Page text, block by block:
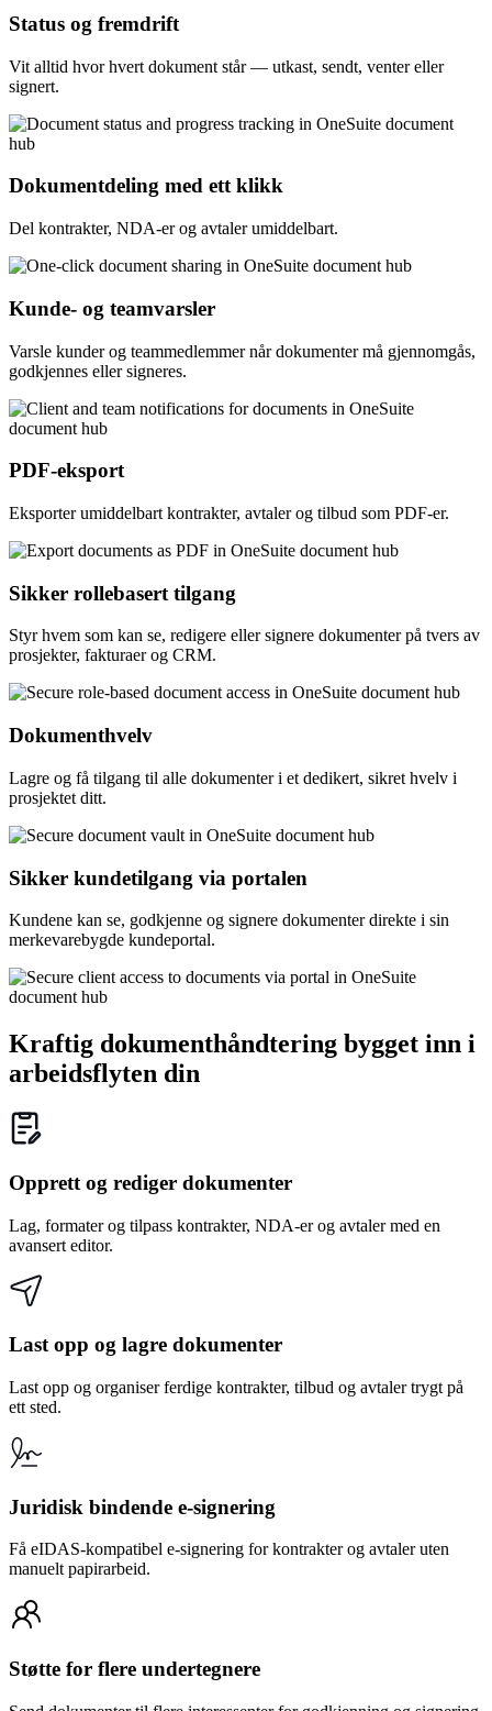
Status og fremdrift
Vit alltid hvor hvert dokument står — utkast, sendt, venter eller
signert.
Dokumentdeling med ett klikk
Del kontrakter, NDA-er og avtaler umiddelbart.
Kunde- og teamvarsler
Varsle kunder og teammedlemmer når dokumenter må gjennomgås,
godkjennes eller signeres.
PDF-eksport
Eksporter umiddelbart kontrakter, avtaler og tilbud som PDF-er.
Sikker rollebasert tilgang
Styr hvem som kan se, redigere eller signere dokumenter på tvers av
prosjekter, fakturaer og CRM.
Dokumenthvelv
Lagre og få tilgang til alle dokumenter i et dedikert, sikret hvelv i
prosjektet ditt.
Sikker kundetilgang via portalen
Kundene kan se, godkjenne og signere dokumenter direkte i sin
merkevarebygde kundeportal.
Kraftig dokumenthåndtering bygget inn i
arbeidsflyten din
Opprett og rediger dokumenter
Lag, formater og tilpass kontrakter, NDA-er og avtaler med en
avansert editor.
Last opp og lagre dokumenter
Last opp og organiser ferdige kontrakter, tilbud og avtaler trygt på
ett sted.
Juridisk bindende e-signering
Få eIDAS-kompatibel e-signering for kontrakter og avtaler uten
manuelt papirarbeid.
Støtte for flere undertegnere